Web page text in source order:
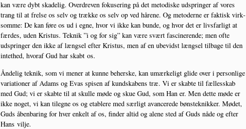
kan være dybt ska­de­lig. Over­dre­ven foku­se­ring på det meto­di­ske udsprin­ger af vores
trang til at frel­se os selv og træk­ke os selv op ved håre­ne. Og meto­der­ne er fak­tisk virk­
som­me: De kan føre os ud i egne, hvor vi ikke kan bun­de, og hvor det er livs­far­ligt at
fær­des, uden Kristus. Tek­nik ”i og for sig” kan være svært fasci­ne­ren­de; men ofte
udsprin­ger den ikke af længsel efter Kristus, men af en ube­vidst længsel til­ba­ge til den
intet­hed, hvoraf Gud har skabt os.
Ånde­lig tek­nik, som vi mener at kun­ne beher­ske, kan umær­ke­ligt gli­de over i per­son­li­ge
vari­a­tio­ner af Adams og Evas spi­sen af kund­ska­bens træ. Vi er skab­te til fæl­les­skab
med Gud; vi er skab­te til at skul­le møde og skue Gud, som Han er. Men det­te møde er
ikke noget, vi kan til­eg­ne os og etab­le­re med sær­ligt avan­ce­re­de bøn­s­tek­nik­ker. Mødet,
Guds åben­ba­ring for hver enkelt af os, fin­der altid og ale­ne sted af Guds nåde og efter
Hans vilje.